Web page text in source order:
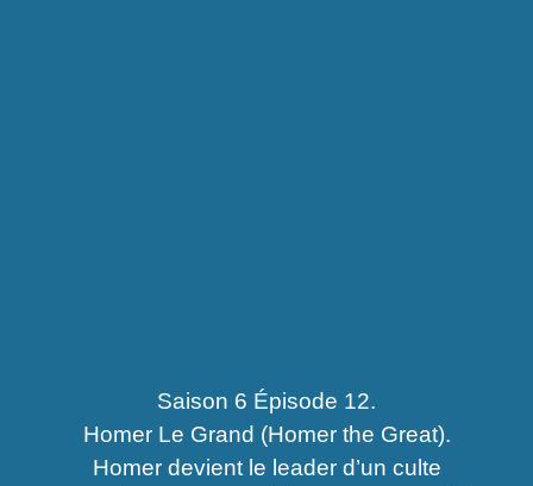
Saison 6 Épisode 12.
Homer Le Grand (Homer the Great).
Homer devient le leader d’un culte